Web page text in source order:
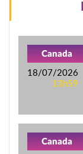
Canada
18/07/2026
13h59
Canada